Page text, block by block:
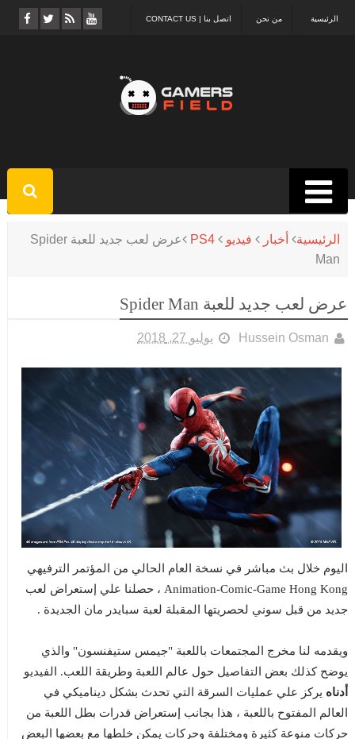
اتصل بنا | CONTACT US من نحن الرئيسية
الرئيسية أخبار فيديو PS4
عرض لعب جديد للعبة Spider
Man
عرض لعب جديد للعبة Spider Man
Hussein Osman يوليو 27, 2018
اليوم خلال بث مباشر في نسخة العام الحالي من المؤتمر الترفيهي
Animation-Comic-Game Hong Kong ، حصلنا علي إستعراض لعب
جديد من قبل سوني لحصريتها المقبلة لعبة سبايدر مان الجديدة .
ويقدمه لنا مخرج المجتمعات باللعبة "جيمس ستيفنسون" والذي
يوضح كذلك بعض التفاصيل حول عالم اللعبة وطريقة اللعب. الفيديو
أدناه يركز علي عمليات السرقة التي تحدث بشكل ديناميكي في
العالم المفتوح باللعبة ، هذا بجانب إستعراض قدرات بطل اللعبة من
حركات منوعة كثيرة ومختلفة وحركات يمكن خلطها مع بعضها البعض